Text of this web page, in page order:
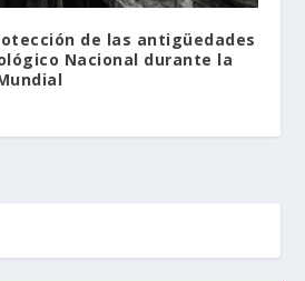
de las antigüedades
Nacional durante la